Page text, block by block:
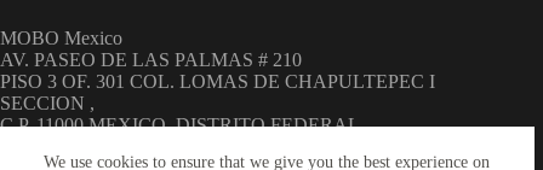
We use cookies to ensure that we give you the best experience on
MOBO Mexico
AV. PASEO DE LAS PALMAS # 210
PISO 3 OF. 301 COL. LOMAS DE CHAPULTEPEC I
SECCION ,
C.P. 11000 MEXICO, DISTRITO FEDERAL